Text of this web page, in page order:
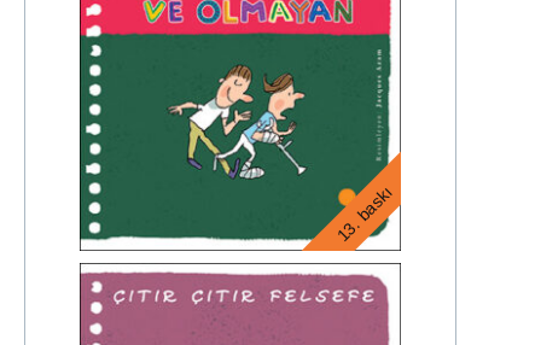
13. baskı